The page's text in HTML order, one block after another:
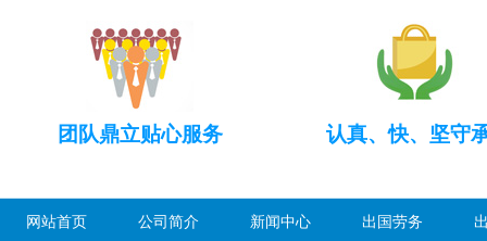
团队鼎立贴心服务 认真、快、坚守
网站首页 公司简介 新闻中心 出国劳务